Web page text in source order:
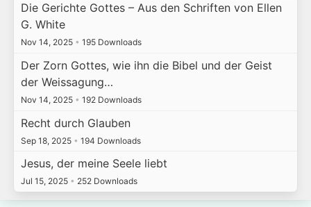
Die Gerichte Gottes – Aus den Schriften von Ellen
G. White
Nov 14, 2025 • 195 Downloads
Der Zorn Gottes, wie ihn die Bibel und der Geist
der Weissagung…
Nov 14, 2025 • 192 Downloads
Recht durch Glauben
Sep 18, 2025 • 194 Downloads
Jesus, der meine Seele liebt
Jul 15, 2025 • 252 Downloads